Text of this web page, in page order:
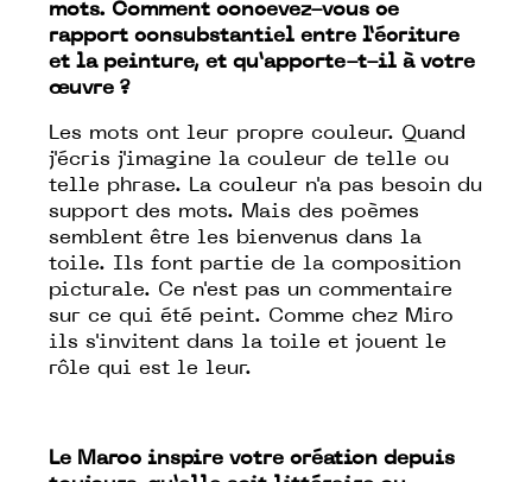
mots. Comment concevez-vous ce
rapport consubstantiel entre l’écriture
et la peinture, et qu’apporte-t-il à votre
œuvre ?
Les mots ont leur propre couleur. Quand
j'écris j'imagine la couleur de telle ou
telle phrase. La couleur n'a pas besoin du
support des mots. Mais des poèmes
semblent être les bienvenus dans la
toile. Ils font partie de la composition
picturale. Ce n'est pas un commentaire
sur ce qui été peint. Comme chez Miro
ils s'invitent dans la toile et jouent le
rôle qui est le leur.
Le Maroc inspire votre création depuis